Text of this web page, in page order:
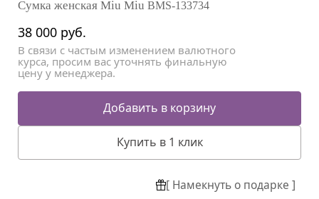
Сумка женская Miu Miu BMS-133734
38 000 руб.
В связи с частым изменением валютного
курса, просим вас уточнять финальную
цену у менеджера.
Добавить в корзину
Купить в 1 клик
[ Намекнуть о подарке ]